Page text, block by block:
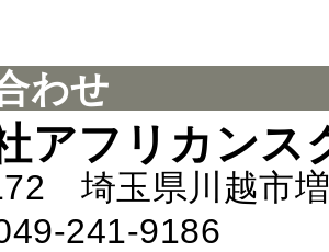
わせ
アフリカンス
埼玉県川越市
049-241-